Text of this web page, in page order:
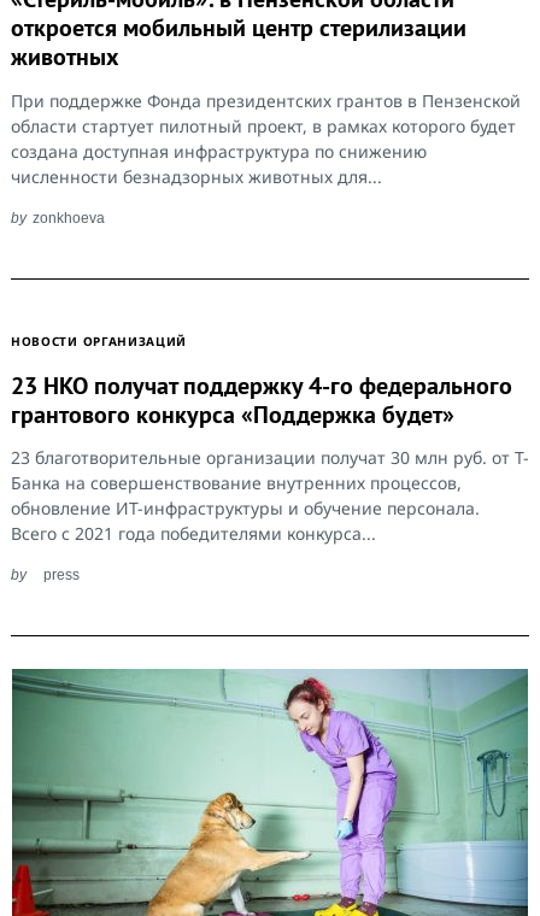
откроется мобильный центр стерилизации
животных
При поддержке Фонда президентских грантов в Пензенской
области стартует пилотный проект, в рамках которого будет
создана доступная инфраструктура по снижению
численности безнадзорных животных для...
by zonkhoeva
НОВОСТИ ОРГАНИЗАЦИЙ
23 НКО получат поддержку 4-го федерального
грантового конкурса «Поддержка будет»
23 благотворительные организации получат 30 млн руб. от Т-
Банка на совершенствование внутренних процессов,
обновление ИТ-инфраструктуры и обучение персонала.
Всего с 2021 года победителями конкурса...
by press
Search
for: